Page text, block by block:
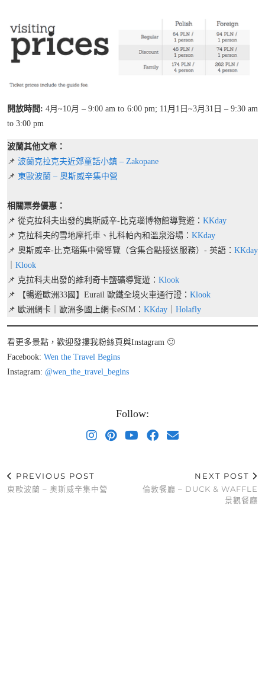
開放時間: 4月~10月 – 9:00 am to 6:00 pm; 11月1日~3月31日 – 9:30 am
to 3:00 pm
波蘭其他文章：
📌 波蘭克拉克夫近郊童話小鎮 – Zakopane
📌 東歐波蘭 – 奧斯威辛集中營
相關票券優惠：
📌 從克拉科夫出發的奧斯威辛-比克瑙博物館導覽遊： KKday
📌 克拉科夫的雪地摩托車、扎科帕內和溫泉浴場： KKday
📌 奧斯威辛-比克瑙集中營導覽（含集合點接送服務）- 英語： KKday
Klook
📌 克拉科夫出發的維利奇卡鹽礦導覽遊： Klook
📌 【暢遊歐洲33國】Eurail 歐鐵全境火車通行證： Klook
📌 歐洲網卡｜歐洲多國上網卡eSIM： KKday Holafly
看更多景點，歡迎發摟我粉絲頁與Instagram 🙂
Facebook: Wen the Travel Begins
Instagram: @wen_the_travel_begins
Follow:
PREVIOUS POST
東歐波蘭 – 奧斯威辛集中營
NEXT POST
倫敦餐廳 – DUCK & WAFFLE
景觀餐廳